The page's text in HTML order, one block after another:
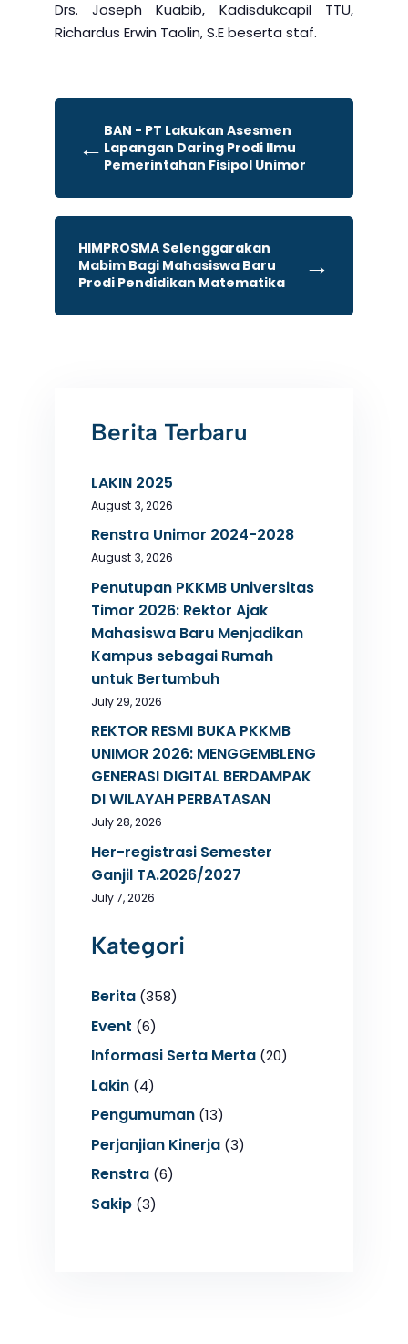
Drs. Joseph Kuabib, Kadisdukcapil TTU,
Richardus Erwin Taolin, S.E beserta staf.
← BAN - PT Lakukan Asesmen
Lapangan Daring Prodi Ilmu
Pemerintahan Fisipol Unimor
HIMPROSMA Selenggarakan
Mabim Bagi Mahasiswa Baru
Prodi Pendidikan Matematika
→
Berita Terbaru
LAKIN 2025
August 3, 2026
Renstra Unimor 2024-2028
August 3, 2026
Penutupan PKKMB Universitas
Timor 2026: Rektor Ajak
Mahasiswa Baru Menjadikan
Kampus sebagai Rumah
untuk Bertumbuh
July 29, 2026
REKTOR RESMI BUKA PKKMB
UNIMOR 2026: MENGGEMBLENG
GENERASI DIGITAL BERDAMPAK
DI WILAYAH PERBATASAN
July 28, 2026
Her-registrasi Semester
Ganjil TA.2026/2027
July 7, 2026
Kategori
Berita(358)
Event (6)
Informasi Serta Merta(20)
Lakin(4)
Pengumuman(13)
Perjanjian Kinerja(3)
Renstra(6)
Sakip(3)